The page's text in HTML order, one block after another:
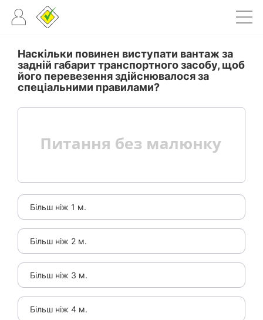
Наскільки повинен виступати вантаж за
задній габарит транспортного засобу, щоб
його перевезення здійснювалося за
спеціальними правилами?
Більш ніж 1 м.
Більш ніж 2 м.
Більш ніж 3 м.
Більш ніж 4 м.